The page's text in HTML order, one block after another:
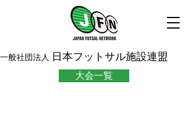
一般社団法人 日本フットサル施設連盟
大会一覧